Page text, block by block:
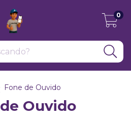
0
Fone de Ouvido
Ouvido